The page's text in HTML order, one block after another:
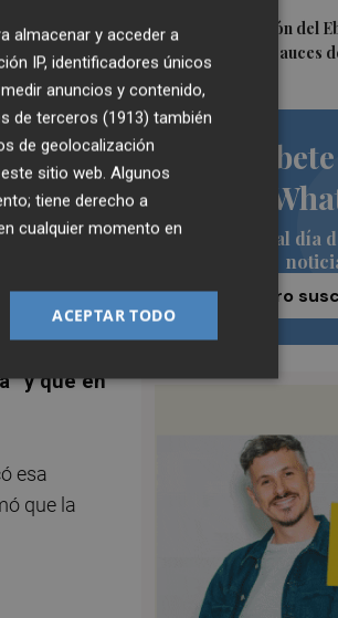
5La Confederación del
de crecidas en cauces
de
Siempre al día
¡Quiero
en la
en la
y que en
esa
que la
almacenar y acceder a
IP, identificadores únicos
anuncios y contenido,
de terceros (1913) también
de geolocalización
sitio web. Algunos
tiene derecho a
cualquier momento en
ACEPTAR TODO